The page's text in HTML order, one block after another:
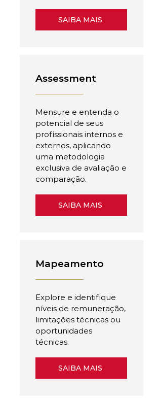
SAIBA MAIS
Assessment
Mensure e entenda o
potencial de seus
profissionais internos e
externos, aplicando
uma metodologia
exclusiva de avaliação e
comparação.
SAIBA MAIS
Mapeamento
Explore e identifique
níveis de remuneração,
limitações técnicas ou
oportunidades
técnicas.
SAIBA MAIS